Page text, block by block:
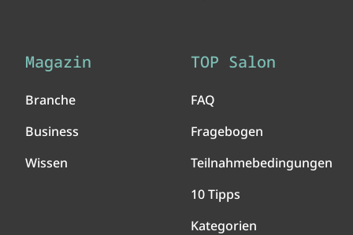
Magazin
Branche
Business
Wissen
TOP Salon
FAQ
Fragebogen
Teilnahmebedingungen
10 Tipps
Kategorien